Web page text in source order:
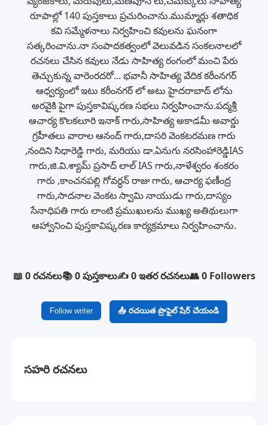
రూపాల్లో 140 పుస్తకాలు ప్రచురించాను.ముమ్మార్లు శతాధిక
కవి సమ్మేళనాలు నిర్వహించి కవులను ఘనంగా
సత్కరించాను.నా సంపాదకత్వంలో వెలువడిన సంకలనాలలో
రచనలు చేసిన కవులు నేడు సాహిత్య రంగంలో మంచి పేరు
తెచ్చుకున్న వారెంరదరో... భవానీ సాహిత్య వేదిక కరీంనగర్
ఆధ్వర్యంలో ఇటు కరీంనగర్ లో అటు హైదరాబాద్ లోను
అరవైకి పైగా పుస్తకావిష్కరణ సభలు నిర్వహించాను.పద్మశ్రీ
ఆచార్య కొలకలూరి ఇనాక్ గారు,సాహిత్య అకాడమీ అవార్డు
గ్రహీతలు వారాల ఆనంద్ గారు,దాసరి వెంకటరమణ గారు
,నందిని సిధారెడ్డి గారు, మరియు డా.ఏనుగు నరసింహారెడ్డిIAS
గారు,జి.వి.శ్యామ్ ప్రసాద్ లాల్ IAS గారు,నాళేశ్వరం శంకరం
గారు ,కాంచనపల్లి గోవర్ధన్ రాజు గారు, ఆచార్య ఫణీంద్ర
గారు,సాదనాల వెంకట స్వామి నాయుడు గారు,దాస్యం
సేనాధిపతి గారు లాంటి ప్రముఖులను ముఖ్య అతిథులుగా
ఆహ్వానించి పుస్తకావిష్కరణ కార్యక్రమాలు నిర్వహించాను.
📖 0 రచనలు📚 0 పుస్తకాలు✍️ 0 ఇతర రచనలు👥 0 Followers
Follow writer 📤 రచయిత ప్రొఫైల్ షేర్ చేయండి
సహరి రచనలు